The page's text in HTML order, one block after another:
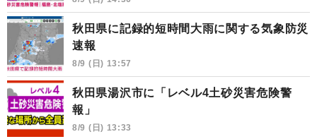
秋田県に記録的短時間大雨に関する気象防災
速報
8/9 (日) 13:57
秋田県湯沢市に「レベル4土砂災害危険警
報」
8/9 (日) 13:33